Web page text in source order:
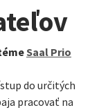
Saal Prio
do určitých
pracovať na